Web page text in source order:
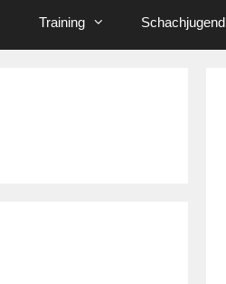
Training Schachjugend